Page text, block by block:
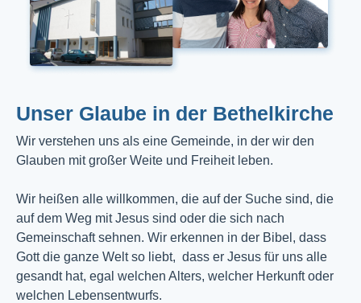
Unser Glaube in der Bethelkirche
Wir verstehen uns als eine Gemeinde, in der wir den
Glauben mit großer Weite und Freiheit leben.
Wir heißen alle willkommen, die auf der Suche sind, die
auf dem Weg mit Jesus sind oder die sich nach
Gemeinschaft sehnen. Wir erkennen in der Bibel, dass
Gott die ganze Welt so liebt, dass er Jesus für uns alle
gesandt hat, egal welchen Alters, welcher Herkunft oder
welchen Lebensentwurfs.